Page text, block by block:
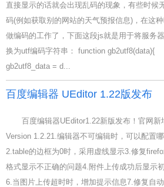
直接显示的话就会出现乱码的现象，有些时候
码(例如获取别的网站的天气预报信息)，在这
做编码的工作了，下面这段js就是用于将服务
换为utf编码字符串： function
gb2utf8_data = d...
百度编辑器 UEditor 1.22版发布
百度编辑器UEditor1.22新版发布！官网新
Version 1.2.21.编辑器不可编辑时，可以配置
2.table的边框为0时，采用虚线显示3.修复
格式显示不正确的问题4.附件上传成功后显示
6.当图片上传超时时，增加提示信息7.修复自